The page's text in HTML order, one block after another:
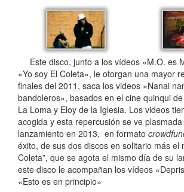
Este disco, junto a los vídeos «M.O. es
«Yo soy El Coleta», le otorgan una mayor
finales del 2011, saca los videos «Nanai
bandoleros», basados en el cine quinqui
La Loma y Eloy de la Iglesia. Los videos
acogida y esta repercusión se ve
lanzamiento en 2013, en formato
éxito, de sus dos discos en solitario más el
Coleta”, que se agota el mismo día de su
este disco le acompañan los vídeos
«Esto es en principio»